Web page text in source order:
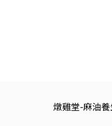
燉雞堂-麻油